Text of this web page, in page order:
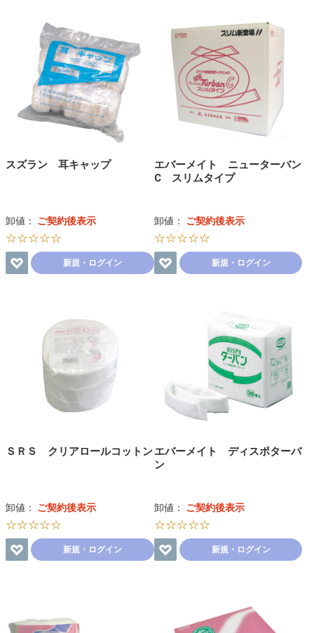
スズラン 耳キャップ
卸値： ご契約後表示
☆☆☆☆☆
新規・ログイン
エバーメイト ニューターバン
C スリムタイプ
卸値： ご契約後表示
☆☆☆☆☆
新規・ログイン
ＳＲＳ クリアロールコットン
卸値： ご契約後表示
☆☆☆☆☆
新規・ログイン
エバーメイト ディスポターバ
ン
卸値： ご契約後表示
☆☆☆☆☆
新規・ログイン